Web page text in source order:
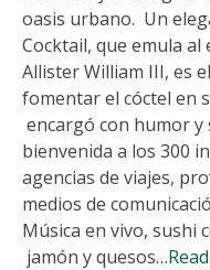
oasis urbano. Un
Cocktail, que emula
Allister William III, es
fomentar el cóctel en
encargó con humor y
bienvenida a los 300
agencias de viajes,
medios de
Música en vivo, sushi
jamón y quesos